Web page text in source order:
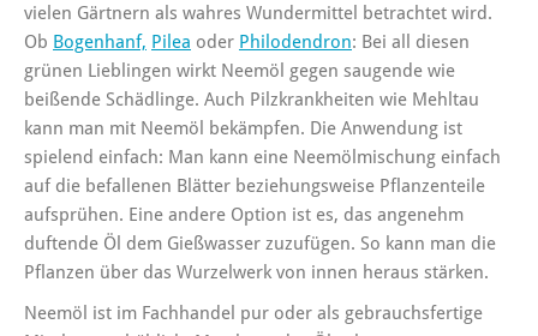
vielen Gärtnern als wahres Wundermittel betrachtet wird.
Ob Bogenhanf, Pilea oder Philodendron: Bei all diesen
grünen Lieblingen wirkt Neemöl gegen saugende wie
beißende Schädlinge. Auch Pilzkrankheiten wie Mehltau
kann man mit Neemöl bekämpfen. Die Anwendung ist
spielend einfach: Man kann eine Neemölmischung einfach
auf die befallenen Blätter beziehungsweise Pflanzenteile
aufsprühen. Eine andere Option ist es, das angenehm
duftende Öl dem Gießwasser zuzufügen. So kann man die
Pflanzen über das Wurzelwerk von innen heraus stärken.
Neemöl ist im Fachhandel pur oder als gebrauchsfertige